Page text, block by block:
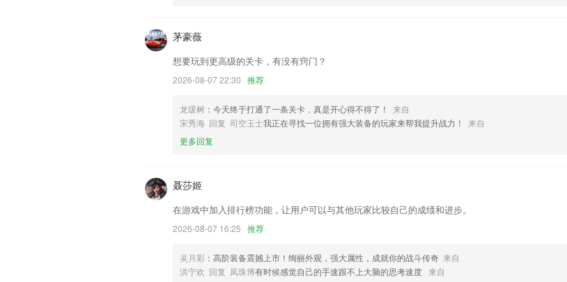
茅豪薇
想要玩到更高级的关卡，有没有窍门？
2026-08-07 22:30 推荐
龙瑗树 ：今天终于打通了一条关卡，真是开心得不得了！
来自
宋秀海 回复 司空玉士我正在寻找一位拥有强大装备的玩家来帮我提升战力！
来自
更多回复
聂莎姬
在游戏中加入排行榜功能，让用户可以与其他玩家比较自己的成绩和进步。
2026-08-07 16:25 推荐
吴月彩 ：高阶装备震撼上市！绚丽外观，强大属性，成就你的战斗传奇 来自
洪宁欢 回复 凤珠博有时候感觉自己的手速跟不上大脑的思考速度 来自